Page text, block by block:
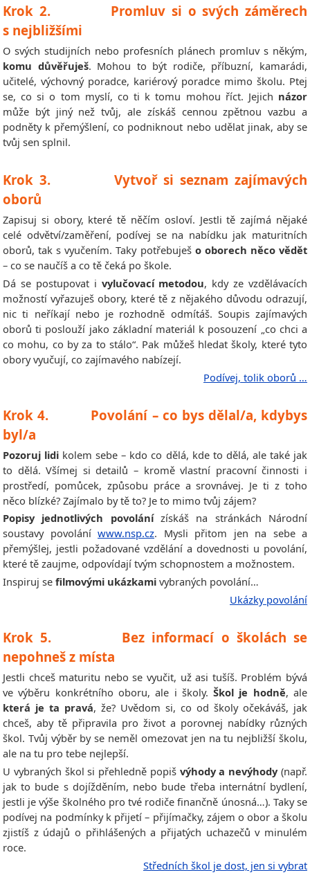
Krok 2. Promluv si o svých záměrech
s nejbližšími
O svých studijních nebo profesních plánech promluv s někým,
komu důvěřuješ. Mohou to být rodiče, příbuzní, kamarádi,
učitelé, výchovný poradce, kariérový poradce mimo školu. Ptej
se, co si o tom myslí, co ti k tomu mohou říct. Jejich názor
může být jiný než tvůj, ale získáš cennou zpětnou vazbu a
podněty k přemýšlení, co podniknout nebo udělat jinak, aby se
tvůj sen splnil.
Krok 3. Vytvoř si seznam zajímavých
oborů
Zapisuj si obory, které tě něčím osloví. Jestli tě zajímá nějaké
celé odvětví/zaměření, podívej se na nabídku jak maturitních
oborů, tak s vyučením. Taky potřebuješ o oborech něco vědět
– co se naučíš a co tě čeká po škole.
Dá se postupovat i vylučovací metodou, kdy ze vzdělávacích
možností vyřazuješ obory, které tě z nějakého důvodu odrazují,
nic ti neříkají nebo je rozhodně odmítáš. Soupis zajímavých
oborů ti poslouží jako základní materiál k posouzení „co chci a
co mohu, co by za to stálo“. Pak můžeš hledat školy, které tyto
obory vyučují, co zajímavého nabízejí.
Podívej, tolik oborů …
Krok 4. Povolání – co bys dělal/a, kdybys
byl/a
Pozoruj lidi kolem sebe – kdo co dělá, kde to dělá, ale také jak
to dělá. Všímej si detailů – kromě vlastní pracovní činnosti i
prostředí, pomůcek, způsobu práce a srovnávej. Je ti z toho
něco blízké? Zajímalo by tě to? Je to mimo tvůj zájem?
Popisy jednotlivých povolánízískáš na stránkách Národní
soustavy povolání www.nsp.cz. Mysli přitom jen na sebe a
přemýšlej, jestli požadované vzdělání a dovednosti u povolání,
které tě zaujme, odpovídají tvým schopnostem a možnostem.
Inspiruj se filmovými ukázkami vybraných povolání…
Ukázky povolání
Krok 5. Bez informací o školách se
nepohneš z místa
Jestli chceš maturitu nebo se vyučit, už asi tušíš. Problém bývá
ve výběru konkrétního oboru, ale i školy.Škol je hodně, ale
která je ta pravá, že? Uvědom si, co od školy očekáváš, jak
chceš, aby tě připravila pro život a porovnej nabídky různých
škol. Tvůj výběr by se neměl omezovat jen na tu nejbližší školu,
ale na tu pro tebe nejlepší.
U vybraných škol si přehledně popiš výhody a nevýhody(např.
jak to bude s dojížděním, nebo bude třeba internátní bydlení,
jestli je výše školného pro tvé rodiče finančně únosná…). Taky se
podívej na podmínky k přijetí – přijímačky, zájem o obor a školu
zjistíš z údajů o přihlášených a přijatých uchazečů v minulém
roce.
Středních škol je dost, jen si vybrat